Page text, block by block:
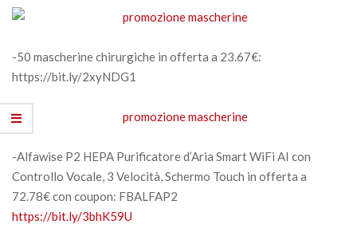
-50 mascherine chirurgiche in offerta a 23.67€:
https://bit.ly/2xyNDG1
-Alfawise P2 HEPA Purificatore d’Aria Smart WiFi AI con
Controllo Vocale, 3 Velocità, Schermo Touch in offerta a
72.78€ con coupon: FBALFAP2
https://bit.ly/3bhK59U